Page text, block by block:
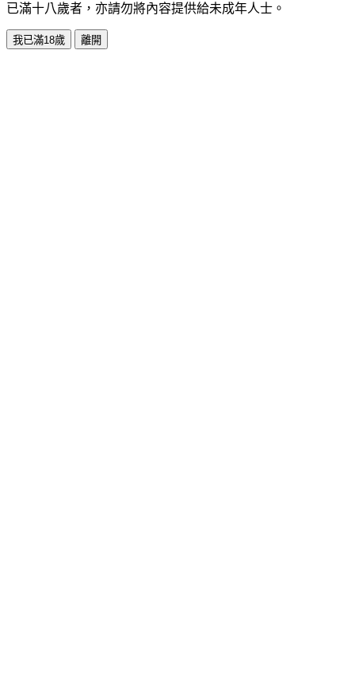
已滿十八歲者，亦請勿將內容提供給未成年人士。
我已滿18歲 離開